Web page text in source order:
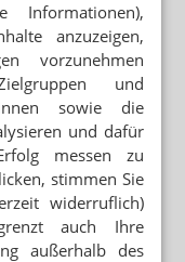
Informationen),
anzuzeigen,
vorzunehmen
und
sowie die
und dafür
messen zu
stimmen Sie
widerruflich)
auch Ihre
außerhalb des
als gedacht
Reise-